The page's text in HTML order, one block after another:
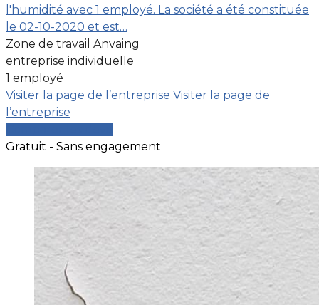
l'humidité avec 1 employé. La société a été constituée
le 02-10-2020 et est…
Zone de travail Anvaing
entreprise individuelle
1 employé
Visiter la page de l’entreprise Visiter la page de
l’entreprise
Gratuit - Sans engagement